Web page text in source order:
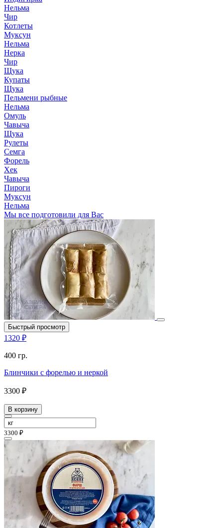
Нельма
Чир
Котлеты
Муксун
Нельма
Нерка
Чир
Щука
Купаты
Щука
Пельмени рыбные
Нельма
Омуль
Чавыча
Щука
Рулеты
Семга
Форель
Хек
Чавыча
Пироги
Муксун
Нельма
Мы все подготовили для Вас
Быстрый просмотр
1320 ₽
400 гр.
Блинчики с форелью и неркой
3300 ₽
В корзину
3300 ₽